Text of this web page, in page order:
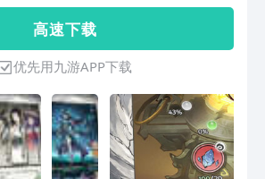
高 速 下 载
优先用九游APP下载